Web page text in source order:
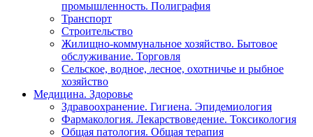
промышленность. Полиграфия
Транспорт
Строительство
Жилищно-коммунальное хозяйство. Бытовое
обслуживание. Торговля
Сельское, водное, лесное, охотничье и рыбное
хозяйство
Медицина. Здоровье
Здравоохранение. Гигиена. Эпидемиология
Фармакология. Лекарствоведение. Токсикология
Общая патология. Общая терапия